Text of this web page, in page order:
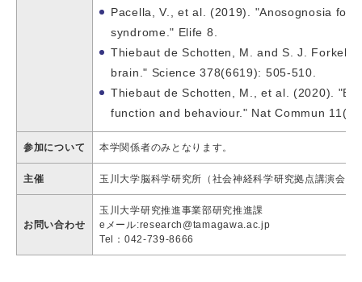
Pacella, V., et al. (2019). "Anosognosia for
syndrome." Elife 8.
Thiebaut de Schotten, M. and S. J. Forkel
brain." Science 378(6619): 505-510.
Thiebaut de Schotten, M., et al. (2020).
function and behaviour." Nat Commun
参加について 本学関係者のみとなります。
主催 玉川大学脳科学研究所（社会神経科学研究拠点講演会）
お問い合わせ
玉川大学研究推進事業部研究推進課
eメール:research@tamagawa.ac.jp
Tel：042-739-8666